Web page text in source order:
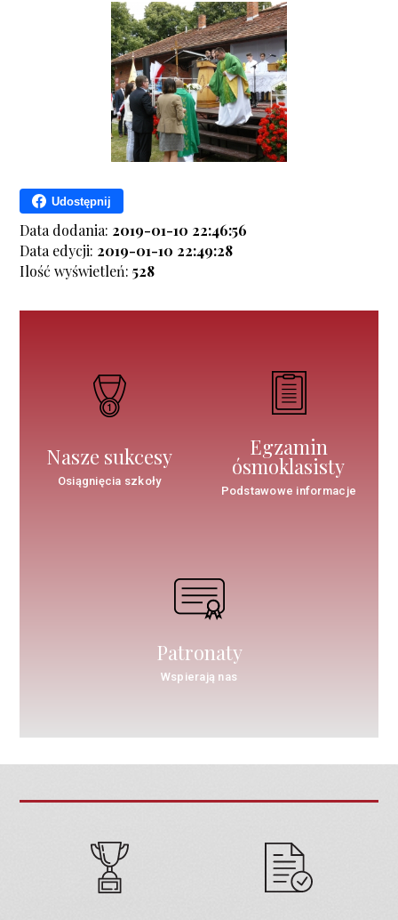
Udostępnij
Data dodania: 2019-01-10 22:46:56
Data edycji: 2019-01-10 22:49:28
Ilość wyświetleń:528
Nasze sukcesy
Osiągnięcia szkoły
Egzamin
ósmoklasisty
Podstawowe informacje
Patronaty
Wspierają nas